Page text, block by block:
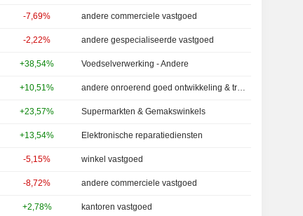
-7,69% andere commerciele vastgoed
-2,22% andere gespecialiseerde vastgoed
+38,54% Voedselverwerking - Andere
+10,51% andere onroerend goed ontwikkeling & transacties
+23,57% Supermarkten & Gemakswinkels
+13,54% Elektronische reparatiediensten
-5,15% winkel vastgoed
-8,72% andere commerciele vastgoed
+2,78% kantoren vastgoed